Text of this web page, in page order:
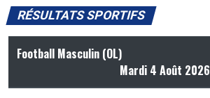
RÉSULTATS SPORTIFS
Football Masculin (OL)
Mardi 4 Août 2026